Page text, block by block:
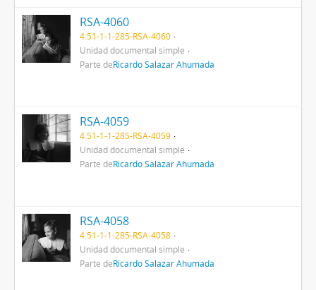
RSA-4060
4.51-1-1-285-RSA-4060
Unidad documental simple
Parte deRicardo Salazar Ahumada
RSA-4059
4.51-1-1-285-RSA-4059
Unidad documental simple
Parte deRicardo Salazar Ahumada
RSA-4058
4.51-1-1-285-RSA-4058
Unidad documental simple
Parte deRicardo Salazar Ahumada